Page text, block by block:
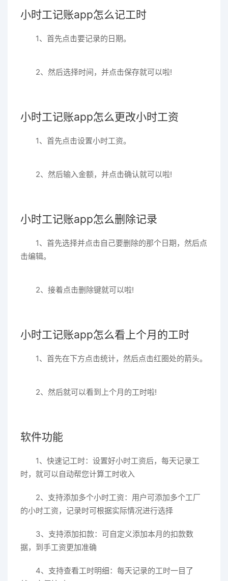
小时工记账app怎么记工时
1、首先点击要记录的日期。
2、然后选择时间，并点击保存就可以啦!
小时工记账app怎么更改小时工资
1、首先点击设置小时工资。
2、然后输入金额，并点击确认就可以啦!
小时工记账app怎么删除记录
1、首先选择并点击自己要删除的那个日期，然后点
击编辑。
2、接着点击删除键就可以啦!
小时工记账app怎么看上个月的工时
1、首先在下方点击统计，然后点击红圈处的箭头。
2、然后就可以看到上个月的工时啦!
软件功能
1、快速记工时：设置好小时工资后，每天记录工
时，就可以自动帮您计算工时收入
2、支持添加多个小时工资：用户可添加多个工厂
的小时工资，记录时可根据实际情况进行选择
3、支持添加扣款：可自定义添加本月的扣款数
据，到手工资更加准确
4、支持查看工时明细：每天记录的工时一目了